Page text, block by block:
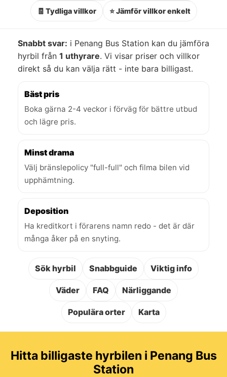
🧾 Tydliga villkor ⭐ Jämför villkor enkelt
Snabbt svar: i Penang Bus Station kan du jämföra
hyrbil från 1 uthyrare. Vi visar priser och villkor
direkt så du kan välja rätt - inte bara billigast.
Bäst pris
Boka gärna 2-4 veckor i förväg för bättre utbud
och lägre pris.
Minst drama
Välj bränslepolicy "full-full" och filma bilen vid
upphämtning.
Deposition
Ha kreditkort i förarens namn redo - det är där
många åker på en snyting.
Sök hyrbil Snabbguide Viktig info
Väder FAQ Närliggande
Populära orter Karta
Hitta billigaste hyrbilen i Penang Bus
Station